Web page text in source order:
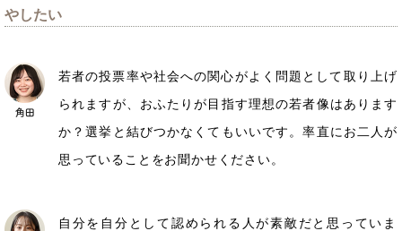
やしたい
若者の投票率や社会への関心がよく問題として取り上げ
られますが、おふたりが目指す理想の若者像はあります
か？選挙と結びつかなくてもいいです。率直にお二人が
思っていることをお聞かせください。
自分を自分として認められる人が素敵だと思っていま